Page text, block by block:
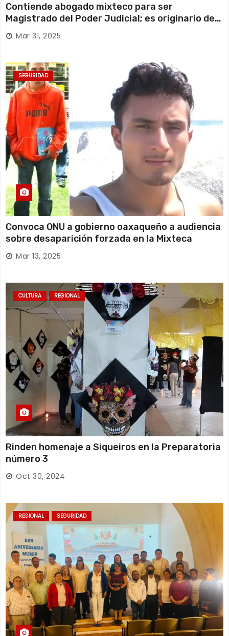
Contiende abogado mixteco para ser
Magistrado del Poder Judicial; es originario de
Huajuapan de León
Mar 31, 2025
SEGURIDAD
Convoca ONU a gobierno oaxaqueño a audiencia
sobre desaparición forzada en la Mixteca
Mar 13, 2025
CULTURA REGIONAL
Rinden homenaje a Siqueiros en la Preparatoria
número 3
Oct 30, 2024
REGIONAL SEGURIDAD